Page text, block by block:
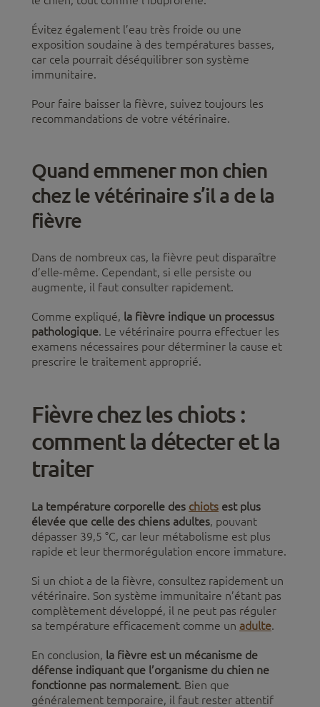
Évitez également l’eau très froide ou une
exposition soudaine à des températures basses,
car cela pourrait déséquilibrer son système
immunitaire.
Pour faire baisser la fièvre, suivez toujours les
recommandations de votre vétérinaire.
Quand emmener mon chien
chez le vétérinaire s’il a de la
fièvre
Dans de nombreux cas, la fièvre peut disparaître
d’elle-même. Cependant, si elle persiste ou
augmente, il faut consulter rapidement.
Comme expliqué, la fièvre indique un processus
pathologique. Le vétérinaire pourra effectuer les
examens nécessaires pour déterminer la cause et
prescrire le traitement approprié.
Fièvre chez les chiots :
comment la détecter et la
traiter
La température corporelle des chiots est plus
élevée que celle des chiens adultes, pouvant
dépasser 39,5 °C, car leur métabolisme est plus
rapide et leur thermorégulation encore immature.
Si un chiot a de la fièvre, consultez rapidement un
vétérinaire. Son système immunitaire n’étant pas
complètement développé, il ne peut pas réguler
sa température efficacement comme un adulte.
En conclusion, la fièvre est un mécanisme de
défense indiquant que l’organisme du chien ne
fonctionne pas normalement. Bien que
généralement temporaire, il faut rester attentif